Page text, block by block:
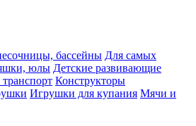
бассейны Для самых
юлы Детские развивающие
Конструкторы
Игрушки для купания Мячи и